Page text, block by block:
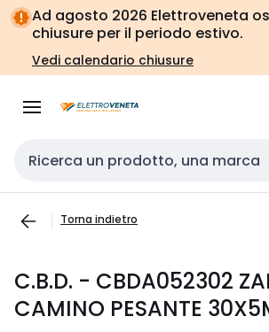
Vai alla
navigazione
Vai
alla
pagina
Ad agosto 2026 Elettroveneta
chiusure per il periodo estivo.
Vedi calendario chiusure
Cerca input
Torna indietro
C.B.D. - CBDA052302
CAMINO PESANTE